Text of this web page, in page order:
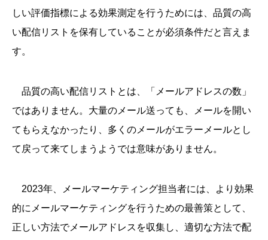
しい評価指標による効果測定を行うためには、品質の高
い配信リストを保有していることが必須条件だと言えま
す。
品質の高い配信リストとは、「メールアドレスの数」
ではありません。大量のメール送っても、メールを開い
てもらえなかったり、多くのメールがエラーメールとし
て戻って来てしまうようでは意味がありません。
2023年、メールマーケティング担当者には、より効果
的にメールマーケティングを行うための最善策として、
正しい方法でメールアドレスを収集し、適切な方法で配